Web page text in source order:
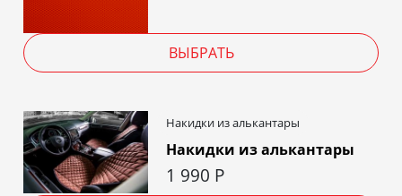
ВЫБРАТЬ
Накидки из алькантары
Накидки из алькантары
1 990 Р